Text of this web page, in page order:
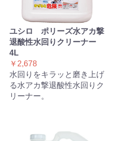
ユシロ ポリーズ水アカ撃
退酸性水回りクリーナー
4L
￥2,678
水回りをキラッと磨き上げ
る水アカ撃退酸性水回りク
リーナー。